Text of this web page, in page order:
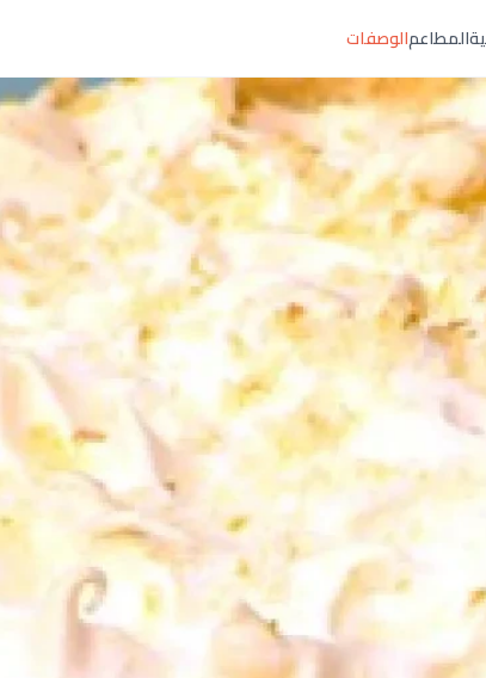
المطاعمالوصفات